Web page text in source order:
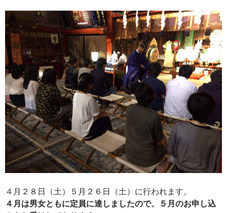
４月２８日（土）５月２６日（土）に行われます。
４月は男女ともに定員に達しましたので、５月のお申し込